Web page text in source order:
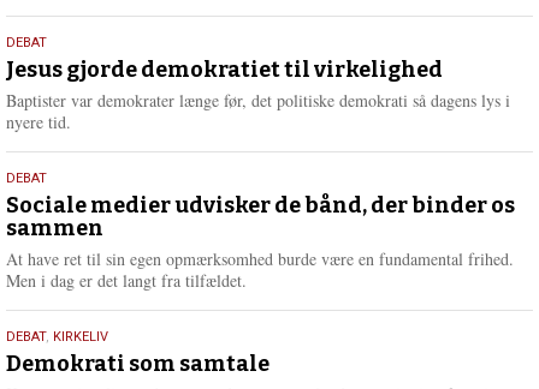
e
r
18.
maj
2026
DEBAT
Jesus gjorde demokratiet til virkelighed
Baptister var demokrater længe før, det politiske demokrati så dagens lys i
nyere tid.
18.
maj
2026
DEBAT
Sociale medier udvisker de bånd, der binder os
sammen
At have ret til sin egen opmærksomhed burde være en fundamental frihed.
Men i dag er det langt fra tilfældet.
18.
maj
DEBAT, KIRKELIV
Demokrati som samtale